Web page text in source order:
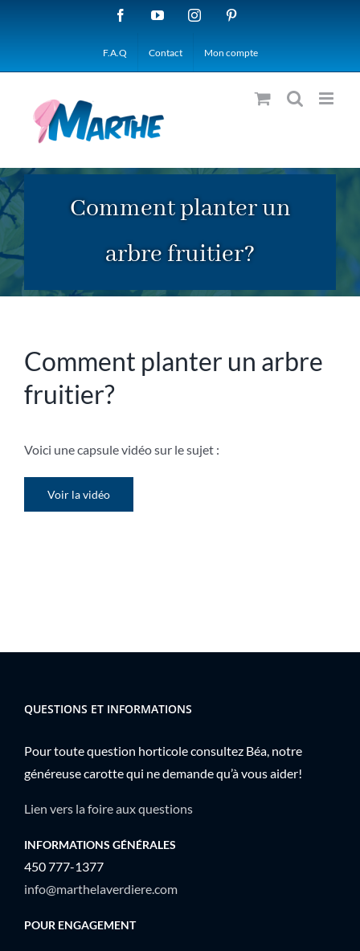
FacebookYouTubeInstagram
F.A.Q Contact Mon compte
Comment planter un
arbre fruitier?
Comment planter un arbre
fruitier?
Voici une capsule vidéo sur le sujet :
Voir la vidéo
QUESTIONS ET INFORMATIONS
Pour toute question horticole consultez Béa, notre
généreuse carotte qui ne demande qu’à vous aider!
Lien vers la foire aux questions
INFORMATIONS GÉNÉRALES
450 777-1377
info@marthelaverdiere.com
POUR ENGAGEMENT